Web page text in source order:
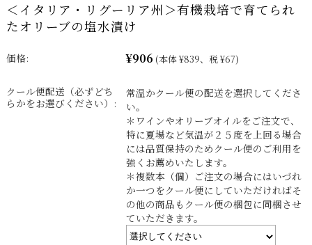
＜イタリア・リグーリア州＞有機栽培で育てられ
たオリーブの塩水漬け
価格: ¥906 (本体 ¥839、税 ¥67)
クール便配送（必ずどち
らかをお選びください）:
常温かクール便の配送を選択してくださ
い。
＊ワインやオリーブオイルをご注文で、
特に夏場など気温が２５度を上回る場合
には品質保持のためクール便のご利用を
強くお薦めいたします。
＊複数本（個）ご注文の場合にはいづれ
か一つをクール便にしていただければそ
の他の商品もクール便の梱包に同梱させ
ていただきます。